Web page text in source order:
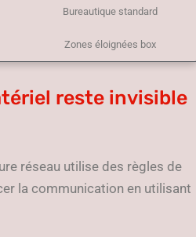
Bureautique standard
Zones éloignées box
reste invisible
réseau utilise des règles de
la communication en utilisant